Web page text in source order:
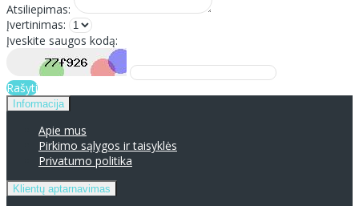
Atsiliepimas:
Įvertinimas:
Įveskite saugos kodą:
Rašyti
Informacija
Apie mus
Pirkimo sąlygos ir taisyklės
Privatumo politika
Klientų aptarnavimas